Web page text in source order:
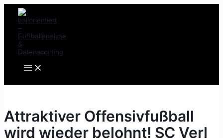
Zum
Inhalt
springen
MENU
Attraktiver Offensivfußball
wird wieder belohnt! SC Verl
Post
navigation